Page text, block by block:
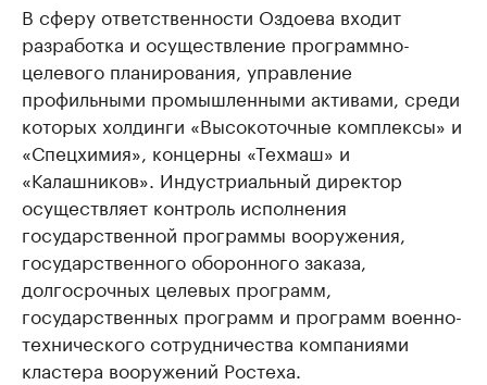
В сферу ответственности Оздоева входит
разработка и осуществление программно-
целевого планирования, управление
профильными промышленными активами, среди
которых холдинги «Высокоточные комплексы» и
«Спецхимия», концерны «Техмаш» и
«Калашников». Индустриальный директор
осуществляет контроль исполнения
государственной программы вооружения,
государственного оборонного заказа,
долгосрочных целевых программ,
государственных программ и программ военно-
технического сотрудничества компаниями
кластера вооружений Ростеха.